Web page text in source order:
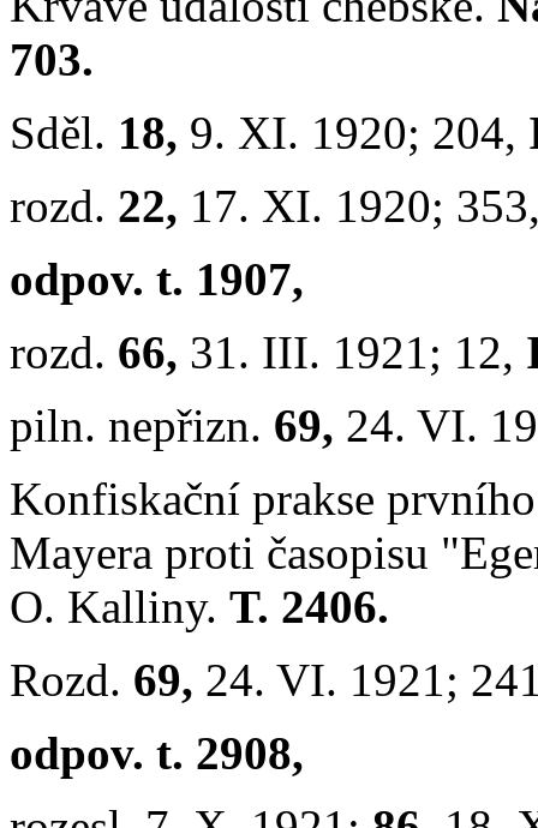
703.
Sděl. 18, 9. XI. 1920; 204,
rozd. 22, 17. XI. 1920;
odpov. t. 1907,
rozd. 66, 31. III. 1921; 12,
piln. nepřizn. 69, 24. VI.
Konfiskační prakse
Mayera proti časopisu
O. Kalliny. T. 2406.
Rozd. 69, 24. VI. 1921;
odpov. t. 2908,